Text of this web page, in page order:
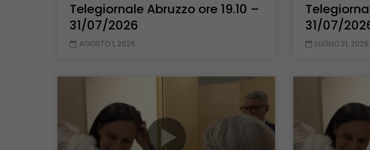
Telegiornale Abruzzo ore 19.10 –
31/07/2026
AGOSTO 1, 2026
31/07/
LUGLIO 31, 2026